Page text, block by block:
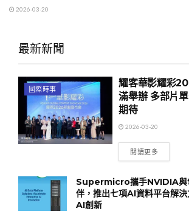
2026-03-20
最新新聞
國際時事
耀客華影耀彩
滿舉辦 多部片
期待
2026-03-20
閱讀更多
Supermicro攜手NVIDIA與
伴，推出七項AI資料平台解
AI創新